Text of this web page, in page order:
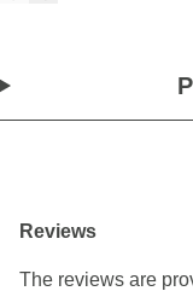
Reviews
The reviews are